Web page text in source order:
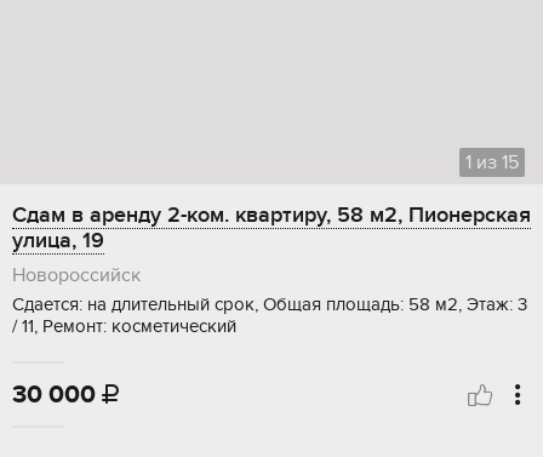
1 из 15
Сдам в аренду 2-ком. квартиру, 58 м2, Пионерская
улица, 19
Новороссийск
Сдается: на длительный срок, Общая площадь: 58 м2, Этаж: 3
/ 11, Ремонт: косметический
30 000 